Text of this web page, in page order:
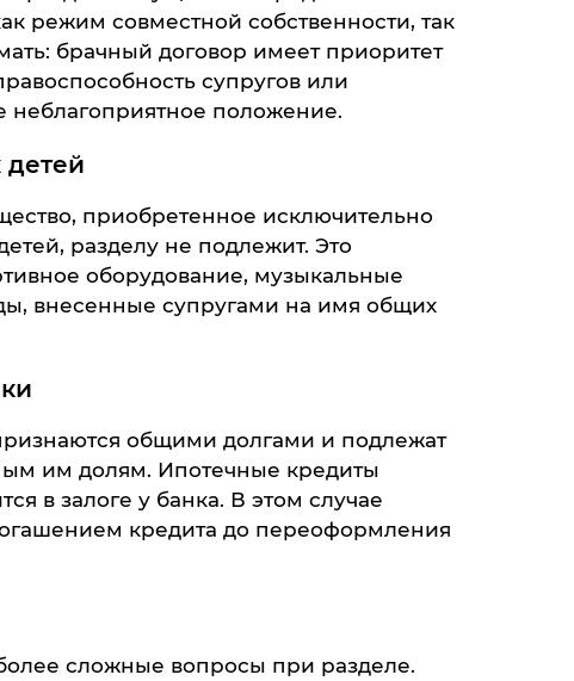
режим совместной собственности, так
брачный договор имеет приоритет
супругов или
неблагоприятное положение.
приобретенное исключительно
разделу не подлежит. Это
оборудование, музыкальные
внесенные супругами на имя общих
общими долгами и подлежат
им долям. Ипотечные кредиты
в залоге у банка. В этом случае
кредита до переоформления
сложные вопросы при разделе.